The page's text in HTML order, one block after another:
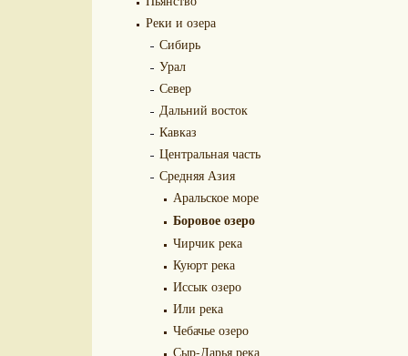
Реки и озера
Сибирь
Урал
Север
Дальний восток
Кавказ
Центральная часть
Средняя Азия
Аральское море
Боровое озеро
Чирчик река
Куюрт река
Иссык озеро
Или река
Чебачье озеро
Сыр-Дарья река